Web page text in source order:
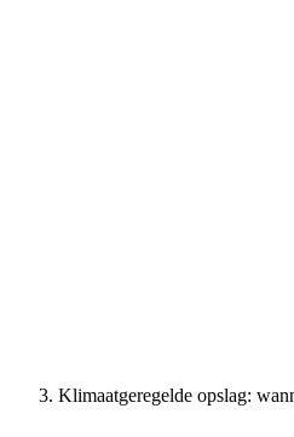
Klimaatgeregelde opslag: